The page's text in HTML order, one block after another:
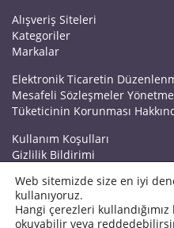
Alışveriş Siteleri
Kategoriler
Markalar
Elektronik Ticaretin
Mesafeli Sözleşmeler
Tüketicinin Korunması
Kullanım Koşulları
Gizlilik Bildirimi
Kuponrazzi Blog
Mağaza Ekle
İletişim
Web sitemizde size en iyi
kullanıyoruz.
Hangi çerezleri kullandığımız
okuyabilir veya